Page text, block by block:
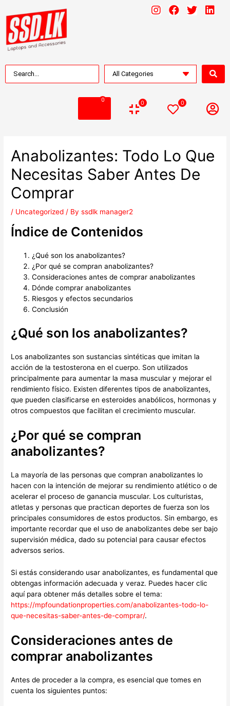
0 0 0
Anabolizantes: Todo Lo Que
Necesitas Saber Antes De
Comprar
/ Uncategorized / Byssdlk manager2
Índice de Contenidos
¿Qué son los anabolizantes?
¿Por qué se compran anabolizantes?
Consideraciones antes de comprar anabolizantes
Dónde comprar anabolizantes
Riesgos y efectos secundarios
Conclusión
¿Qué son los anabolizantes?
Los anabolizantes son sustancias sintéticas que imitan la
acción de la testosterona en el cuerpo. Son utilizados
principalmente para aumentar la masa muscular y mejorar el
rendimiento físico. Existen diferentes tipos de anabolizantes,
que pueden clasificarse en esteroides anabólicos, hormonas y
otros compuestos que facilitan el crecimiento muscular.
¿Por qué se compran
anabolizantes?
La mayoría de las personas que compran anabolizantes lo
hacen con la intención de mejorar su rendimiento atlético o de
acelerar el proceso de ganancia muscular. Los culturistas,
atletas y personas que practican deportes de fuerza son los
principales consumidores de estos productos. Sin embargo, es
importante recordar que el uso de anabolizantes debe ser bajo
supervisión médica, dado su potencial para causar efectos
adversos serios.
Si estás considerando usar anabolizantes, es fundamental que
obtengas información adecuada y veraz. Puedes hacer clic
aquí para obtener más detalles sobre el tema:
https://mpfoundationproperties.com/anabolizantes-todo-lo-
que-necesitas-saber-antes-de-comprar/.
Consideraciones antes de
comprar anabolizantes
Antes de proceder a la compra, es esencial que tomes en
cuenta los siguientes puntos: